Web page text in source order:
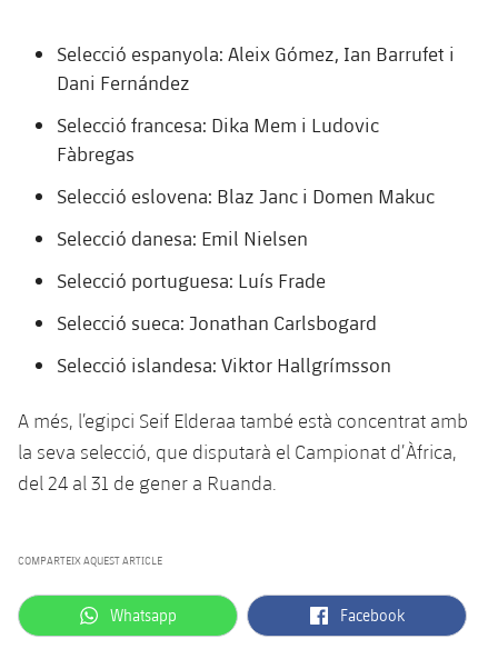
Selecció espanyola: Aleix Gómez, Ian Barrufet i
Dani Fernández
Selecció francesa: Dika Mem i Ludovic
Fàbregas
Selecció eslovena: Blaz Janc i Domen Makuc
Selecció danesa: Emil Nielsen
Selecció portuguesa: Luís Frade
Selecció sueca: Jonathan Carlsbogard
Selecció islandesa: Viktor Hallgrímsson
A més, l’egipci Seif Elderaa també està concentrat amb
la seva selecció, que disputarà el Campionat d’Àfrica,
del 24 al 31 de gener a Ruanda.
COMPARTEIX AQUEST ARTICLE
label.aria.whatsapp
Whatsapp label.aria.facebook
Facebook